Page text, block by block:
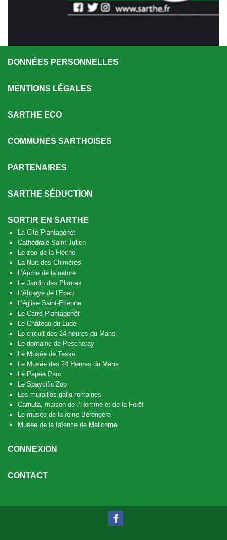
DONNÉES PERSONNELLES
MENTIONS LÉGALES
SARTHE ECO
COMMUNES SARTHOISES
PARTENAIRES
SARTHE SÉDUCTION
SORTIR EN SARTHE
La Cité Plantagênet
Cathédrale Saint Julien
Le zoo de la Flèche
La Nuit des Chimères
L’Arche de la nature
Le Jardin des Plantes
L’Abbaye de l’Epau
L’église Saint-Etienne
Le Carré Plantagenêt
Le Château du Lude
Le circuit des 24 heures du Mans
Le domaine de Pescheray
Le Musée de Tessé
Le Musée des 24 Heures du Mans
Le Papéa Parc
Le Spaycific’Zoo
Les murailles gallo-romaines
Carnuta, maison de l’Homme et de la Forêt
Le musée de la reine Bérengère
Musée de la faïence de Malicorne
CONNEXION
CONTACT